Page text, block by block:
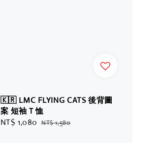
🇰🇷 LMC FLYING CATS 後背圖
案 短袖Ｔ恤
Sale
NT$ 1,080 Regular
NT$ 1,580